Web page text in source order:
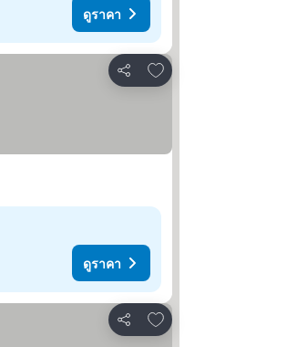
ดูราคา
แชร์
เพิ่มในรายการโปรด
ดูราคา
แชร์
เพิ่มในรายการโปรด